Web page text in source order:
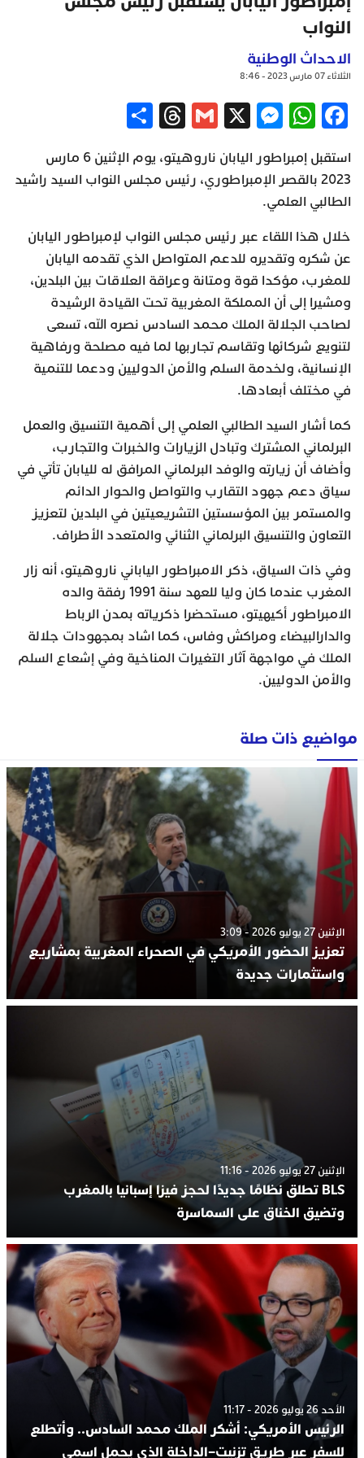
النواب
الاحداث الوطنية
الثلاثاء 07 مارس 2023 - 8:46
Facebook
WhatsApp
Messenger
X
Gmail
Threads
استقبل إمبراطور اليابان ناروهيتو، يوم الإثنين 6 مارس
2023 بالقصر الإمبراطوري، رئيس مجلس النواب السيد راشيد
الطالبي العلمي.
خلال هذا اللقاء عبر رئيس مجلس النواب لإمبراطور اليابان
عن شكره وتقديره للدعم المتواصل الذي تقدمه اليابان
للمغرب، مؤكدا قوة ومتانة وعراقة العلاقات بين البلدين،
ومشيرا إلى أن المملكة المغربية تحت القيادة الرشيدة
لصاحب الجلالة الملك محمد السادس نصره الله، تسعى
لتنويع شركائها وتقاسم تجاربها لما فيه مصلحة ورفاهية
الإنسانية، ولخدمة السلم والأمن الدوليين ودعما للتنمية
في مختلف أبعادها.
كما أشار السيد الطالبي العلمي إلى أهمية التنسيق والعمل
البرلماني المشترك وتبادل الزيارات والخبرات والتجارب،
وأضاف أن زيارته والوفد البرلماني المرافق له لليابان تأتي في
سياق دعم جهود التقارب والتواصل والحوار الدائم
والمستمر بين المؤسستين التشريعيتين في البلدين لتعزيز
التعاون والتنسيق البرلماني الثنائي والمتعدد الأطراف.
وفي ذات السياق، ذكر الامبراطور الياباني ناروهيتو، أنه زار
المغرب عندما كان وليا للعهد سنة 1991 رفقة والده
الامبراطور أكيهيتو، مستحضرا ذكرياته بمدن الرباط
والدارالبيضاء ومراكش وفاس، كما اشاد بمجهودات جلالة
الملك في مواجهة آثار التغيرات المناخية وفي إشعاع السلم
والأمن الدوليين.
مواضيع ذات صلة
الإثنين 27 يوليو 2026 - 3:09
تعزيز الحضور الأمريكي في الصحراء المغربية بمشاريع
واستثمارات جديدة
الإثنين 27 يوليو 2026 - 11:16
BLS تطلق نظامًا جديدًا لحجز فيزا إسبانيا بالمغرب
وتضيق الخناق على السماسرة
الأحد 26 يوليو 2026 - 11:17
الرئيس الأمريكي: أشكر الملك محمد السادس.. وأتطلع
للسفر عبر طريق تزنيت–الداخلة الذي يحمل اسمي